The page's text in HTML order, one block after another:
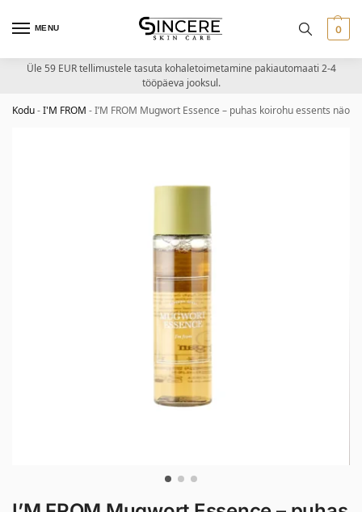
MENU 0
Üle 59 EUR tellimustele tasuta kohaletoimetamine pakiautomaati 2-4
tööpäeva jooksul.
Kodu-I'M FROM -I’M FROM Mugwort Essence – puhas koirohu essents näole